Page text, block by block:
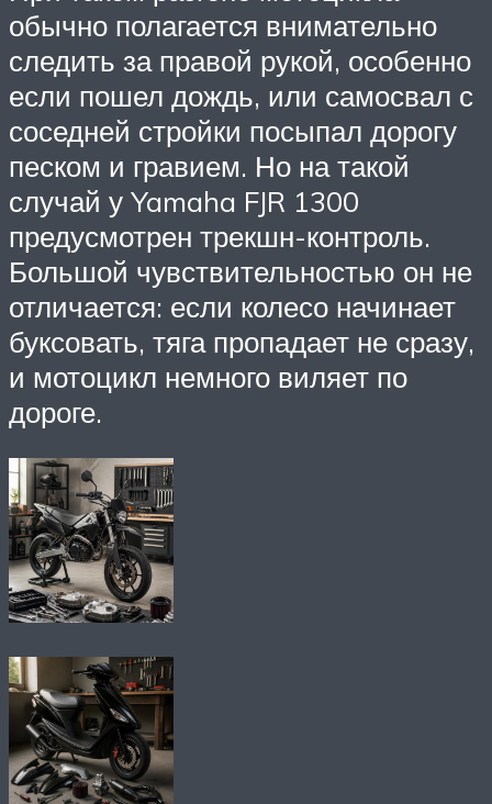
обычно полагается внимательно
следить за правой рукой, особенно
если пошел дождь, или самосвал с
соседней стройки посыпал дорогу
песком и гравием. Но на такой
случай у Yamaha FJR 1300
предусмотрен трекшн-контроль.
Большой чувствительностью он не
отличается: если колесо начинает
буксовать, тяга пропадает не сразу,
и мотоцикл немного виляет по
дороге.